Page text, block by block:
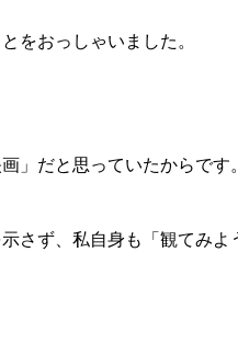
をおっしゃいました。
」だと思っていたからです。
さず、私自身も「観てみ